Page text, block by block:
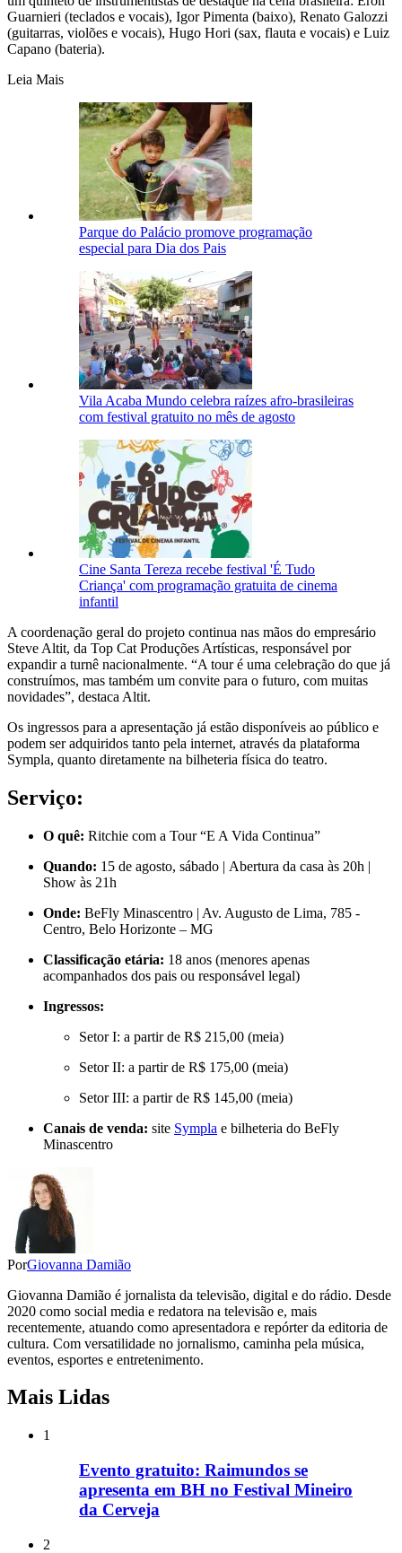
Guarnieri (teclados e vocais), Igor Pimenta (baixo), Renato Galozzi
(guitarras, violões e vocais), Hugo Hori (sax, flauta e vocais) e Luiz
Capano (bateria).
Leia Mais
Parque do Palácio promove programação
especial para Dia dos Pais
Vila Acaba Mundo celebra raízes afro-brasileiras
com festival gratuito no mês de agosto
Cine Santa Tereza recebe festival 'É Tudo
Criança' com programação gratuita de cinema
infantil
A coordenação geral do projeto continua nas mãos do empresário
Steve Altit, da Top Cat Produções Artísticas, responsável por
expandir a turnê nacionalmente. “A tour é uma celebração do que já
construímos, mas também um convite para o futuro, com muitas
novidades”, destaca Altit.
Os ingressos para a apresentação já estão disponíveis ao público e
podem ser adquiridos tanto pela internet, através da plataforma
Sympla, quanto diretamente na bilheteria física do teatro.
Serviço:
O quê: Ritchie com a Tour “E A Vida Continua”
Quando: 15 de agosto, sábado | Abertura da casa às 20h |
Show às 21h
Onde: BeFly Minascentro | Av. Augusto de Lima, 785 -
Centro, Belo Horizonte – MG
Classificação etária: 18 anos (menores apenas
acompanhados dos pais ou responsável legal)
Ingressos:
Setor I: a partir de R$ 215,00 (meia)
Setor II: a partir de R$ 175,00 (meia)
Setor III: a partir de R$ 145,00 (meia)
Canais de venda: site Sympla e bilheteria do BeFly
Minascentro
PorGiovanna Damião
Giovanna Damião é jornalista da televisão, digital e do rádio. Desde
2020 como social media e redatora na televisão e, mais
recentemente, atuando como apresentadora e repórter da editoria de
cultura. Com versatilidade no jornalismo, caminha pela música,
eventos, esportes e entretenimento.
Mais Lidas
1
Evento gratuito: Raimundos se
apresenta em BH no Festival Mineiro
da Cerveja
2